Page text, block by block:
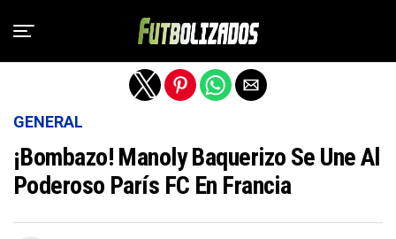
GENERAL
¡Bombazo! Manoly Baquerizo Se Une Al
Poderoso París FC En Francia
Salir de la versión móvil